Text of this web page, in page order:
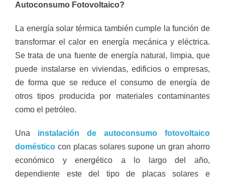
Autoconsumo Fotovoltaico?
La energía solar térmica también cumple la función de
transformar el calor en energía mecánica y eléctrica.
Se trata de una fuente de energía natural, limpia, que
puede instalarse en viviendas, edificios o empresas,
de forma que se reduce el consumo de energía de
otros tipos producida por materiales contaminantes
como el petróleo.
Una instalación de autoconsumo fotovoltaico
doméstico con placas solares supone un gran ahorro
económico y energético a lo largo del año,
dependiente este del tipo de placas solares e